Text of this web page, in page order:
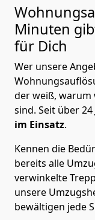
Minuten
für Dich
Wer unsere
der weiß, warum
sind. Seit über 24
im Einsatz.
Kennen die
bereits alle
verwinkelte
unsere
bewältigen jede